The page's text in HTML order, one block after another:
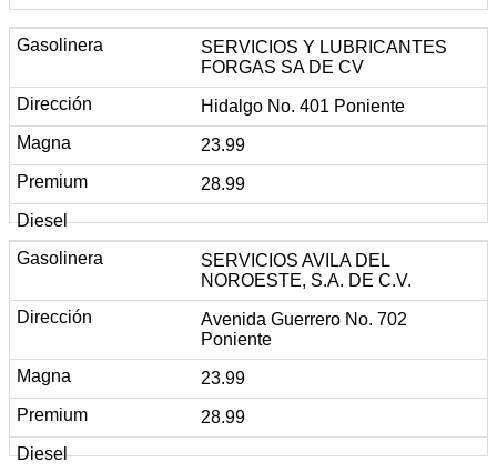
SERVICIOS Y LUBRICANTES
FORGAS SA DE CV
Hidalgo No. 401 Poniente
23.99
28.99
SERVICIOS AVILA DEL
NOROESTE, S.A. DE C.V.
Avenida Guerrero No. 702
Poniente
23.99
28.99